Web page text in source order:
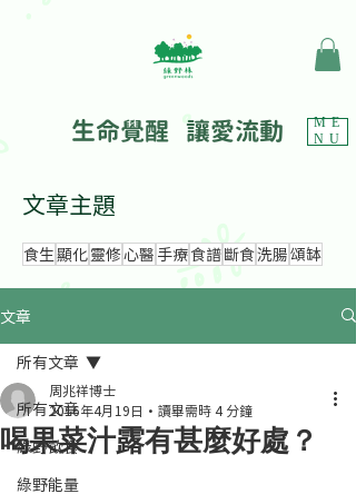
ME
NU
生命覺醒 讓愛流動
文章主題
食生顯化靈修心醫 手療食譜斷食洗腸頌缽
文章
所有文章
綠野飲食
綠野能量
所有文章
喝果菜汁露有甚麼好處？
周兆祥博士
2016年4月19日
讀畢需時 4 分鐘